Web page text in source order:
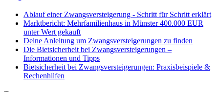
Ablauf einer Zwangsversteigerung - Schritt für Schritt erklärt
Marktbericht: Mehrfamilienhaus in Münster 400.000 EUR
unter Wert gekauft
Deine Anleitung um Zwangsversteigerungen zu finden
Die Bietsicherheit bei Zwangsversteigerungen –
Informationen und Tipps
Bietsicherheit bei Zwangsversteigerungen: Praxisbeispiele &
Rechenhilfen